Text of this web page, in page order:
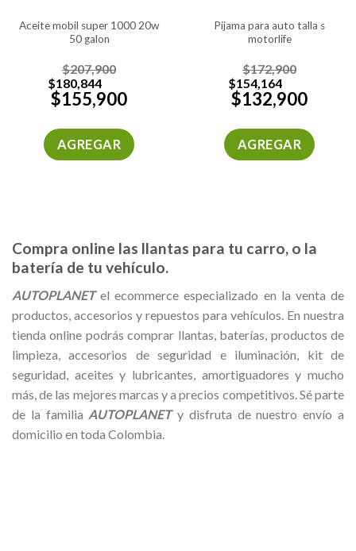
aceite mobil super 1000 20w
50 galon
$207,900
$180,844
$155,900
AGREGAR
pijama para auto talla s
motorlife
$172,900
$154,164
$132,900
AGREGAR
Compra online las llantas para tu carro, o la
batería de tu vehículo.
AUTOPLANETel ecommerce especializado en la venta de
productos, accesorios y repuestos para vehículos. En nuestra
tienda online podrás comprar llantas, baterías, productos de
limpieza, accesorios de seguridad e iluminación, kit de
seguridad, aceites y lubricantes, amortiguadores y mucho
más, de las mejores marcas y a precios competitivos. Sé parte
de la familia AUTOPLANETy disfruta de nuestro envío a
domicilio en toda Colombia.